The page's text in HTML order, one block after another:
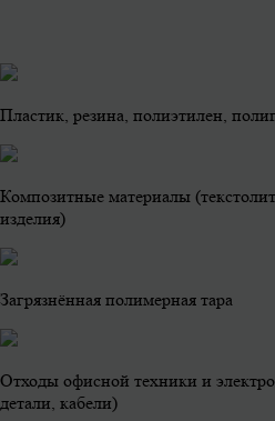
Пластик, резина, полиэтилен,
Композитные материалы
изделия)
Загрязнённая полимерная тара
Отходы офисной техники и
детали, кабели)